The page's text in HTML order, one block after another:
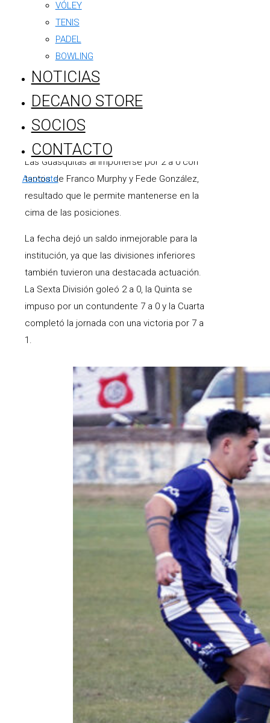
VÓLEY
TENIS
PADEL
BOWLING
NOTICIAS
DECANO STORE
SOCIOS
CONTACTO
Asociate
comienzo y construyó una victoria
contundente gracias a los goles de Cristian
Ruiz, Michel Lazarte y Santiago Garbarino,
que sellaron un nuevo triunfo para un
equipo que atraviesa un gran presente
futbolístico.
La alegría no terminó allí. En Tercera
División, el Decano también celebró ante
Las Guasquitas al imponerse por 2 a 0 con
tantos de Franco Murphy y Fede González,
resultado que le permite mantenerse en la
cima de las posiciones.
La fecha dejó un saldo inmejorable para la
institución, ya que las divisiones inferiores
también tuvieron una destacada actuación.
La Sexta División goleó 2 a 0, la Quinta se
impuso por un contundente 7 a 0 y la Cuarta
completó la jornada con una victoria por 7 a
1.